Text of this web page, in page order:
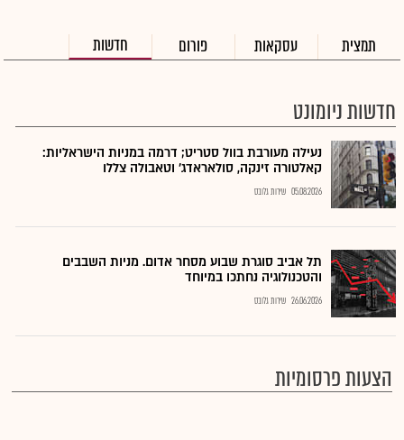
תמצית עסקאות פורום חדשות
חדשות ניומונט
נעילה מעורבת בוול סטריט; דרמה במניות הישראליות:
קאלטורה זינקה, סולאראדג' וטאבולה צללו
05.08.2026 שירות גלובס
תל אביב סוגרת שבוע מסחר אדום. מניות השבבים
והטכנולוגיה נחתכו במיוחד
26.06.2026 שירות גלובס
הצעות פרסומיות